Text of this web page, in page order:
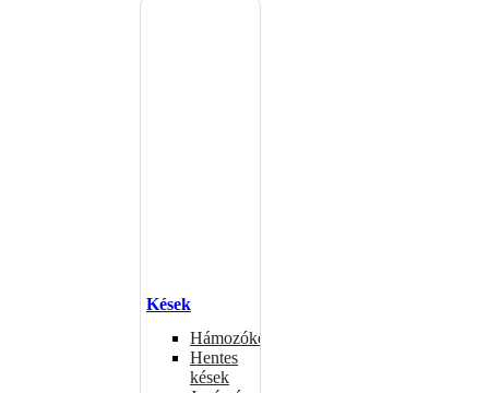
Kések
Hámozókések
Hentes
kések